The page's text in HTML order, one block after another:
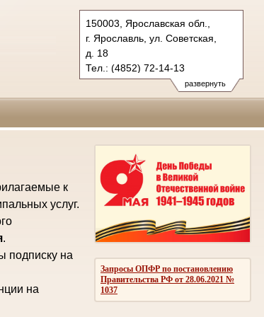
развернуть
150003, Ярославская обл.,
г. Ярославль, ул. Советская,
д. 18
Тел.: (4852) 72-14-13
oblsud.jrs@sudrf.ru
law@law.yar.ru
Запросы ОПФР по постановлению
Правительства РФ от 28.06.2021 №
1037
к
услуг.
.
подписку на
на